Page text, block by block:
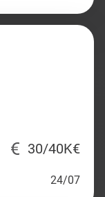
30/40K€
24/07